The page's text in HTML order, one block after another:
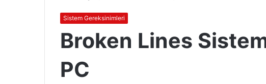
Sistem Gereksinimleri
Broken Lines
PC